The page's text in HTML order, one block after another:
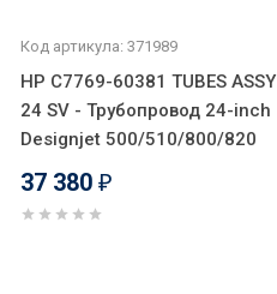
Код артикула: 371989
HP C7769-60381 TUBES ASSY
24 SV - Трубопровод 24-inch
Designjet 500/510/800/820
37 380 ₽